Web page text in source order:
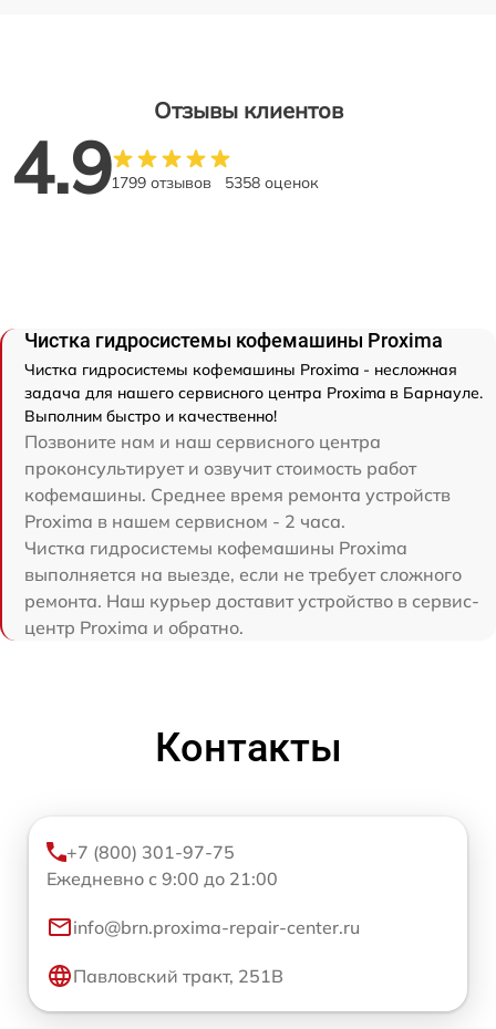
Отзывы клиентов
4.91799 отзывов 5358 оценок
Чистка гидросистемы кофемашины Proxima
Чистка гидросистемы кофемашины Proxima - несложная
задача для нашего сервисного центра Proxima в Барнауле.
Выполним быстро и качественно!
Позвоните нам и наш сервисного центра
проконсультирует и озвучит стоимость работ
кофемашины. Среднее время ремонта устройств
Proxima в нашем сервисном - 2 часа.
Чистка гидросистемы кофемашины Proxima
выполняется на выезде, если не требует сложного
ремонта. Наш курьер доставит устройство в сервис-
центр Proxima и обратно.
Контакты
+7 (800) 301-97-75
Ежедневно с 9:00 до 21:00
info@brn.proxima-repair-center.ru
Павловский тракт, 251В